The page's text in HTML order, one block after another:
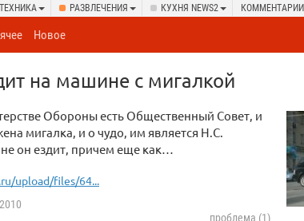
РАЗВЛЕЧЕНИЯ КУХНЯ NEWS2 КОММЕНТАРИИ
Новое
на машине с мигалкой
Обороны есть Oбщественный Cовет, и
мигалка, и о чудо, им является Н.С.
он ездит, причем еще как…
upload/files/64...
проблема (1)